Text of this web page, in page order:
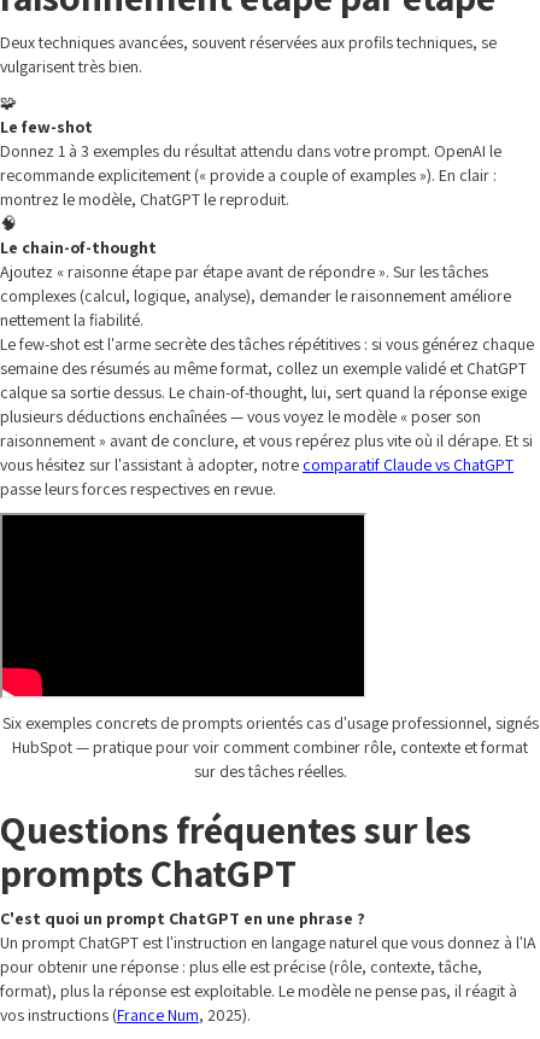
Deux techniques avancées, souvent réservées aux profils techniques, se
vulgarisent très bien.
🧩
Le few-shot
Donnez 1 à 3 exemples du résultat attendu dans votre prompt. OpenAI le
recommande explicitement (« provide a couple of examples »). En clair :
montrez le modèle, ChatGPT le reproduit.
🧠
Le chain-of-thought
Ajoutez « raisonne étape par étape avant de répondre ». Sur les tâches
complexes (calcul, logique, analyse), demander le raisonnement améliore
nettement la fiabilité.
Le few-shot est l'arme secrète des tâches répétitives : si vous générez chaque
semaine des résumés au même format, collez un exemple validé et ChatGPT
calque sa sortie dessus. Le chain-of-thought, lui, sert quand la réponse exige
plusieurs déductions enchaînées — vous voyez le modèle « poser son
raisonnement » avant de conclure, et vous repérez plus vite où il dérape. Et si
vous hésitez sur l'assistant à adopter, notre comparatif Claude vs ChatGPT
passe leurs forces respectives en revue.
Six exemples concrets de prompts orientés cas d'usage professionnel, signés
HubSpot — pratique pour voir comment combiner rôle, contexte et format
sur des tâches réelles.
Questions fréquentes sur les
prompts ChatGPT
C'est quoi un prompt ChatGPT en une phrase ?
Un prompt ChatGPT est l'instruction en langage naturel que vous donnez à l'IA
pour obtenir une réponse : plus elle est précise (rôle, contexte, tâche,
format), plus la réponse est exploitable. Le modèle ne pense pas, il réagit à
vos instructions (France Num, 2025).